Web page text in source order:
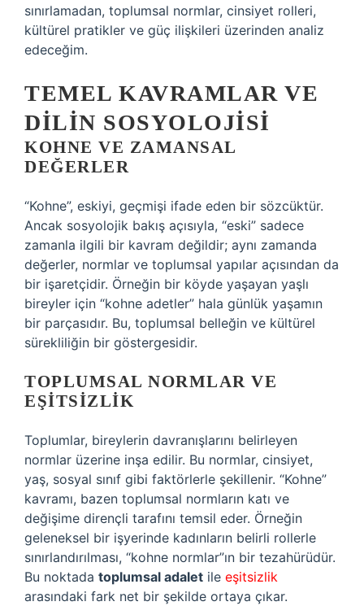
sınırlamadan, toplumsal normlar, cinsiyet rolleri,
kültürel pratikler ve güç ilişkileri üzerinden analiz
edeceğim.
TEMEL KAVRAMLAR VE
DILIN SOSYOLOJISI
KOHNE VE ZAMANSAL
DEĞERLER
“Kohne”, eskiyi, geçmişi ifade eden bir sözcüktür.
Ancak sosyolojik bakış açısıyla, “eski” sadece
zamanla ilgili bir kavram değildir; aynı zamanda
değerler, normlar ve toplumsal yapılar açısından da
bir işaretçidir. Örneğin bir köyde yaşayan yaşlı
bireyler için “kohne adetler” hala günlük yaşamın
bir parçasıdır. Bu, toplumsal belleğin ve kültürel
sürekliliğin bir göstergesidir.
TOPLUMSAL NORMLAR VE
EŞITSIZLIK
Toplumlar, bireylerin davranışlarını belirleyen
normlar üzerine inşa edilir. Bu normlar, cinsiyet,
yaş, sosyal sınıf gibi faktörlerle şekillenir. “Kohne”
kavramı, bazen toplumsal normların katı ve
değişime dirençli tarafını temsil eder. Örneğin
geleneksel bir işyerinde kadınların belirli rollerle
sınırlandırılması, “kohne normlar”ın bir tezahürüdür.
Bu noktada toplumsal adalet ile eşitsizlik
arasındaki fark net bir şekilde ortaya çıkar.